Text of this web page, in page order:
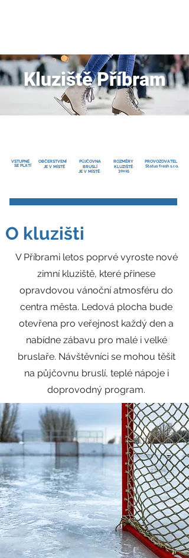
Kluziště Příbram
VSTUPNÉ
SE PLATÍ
OBČERSTVENÍ
JE V MÍSTĚ
PŮJČOVNA
BRUSLÍ
ROZMĚRY
KLUZIŠTĚ
JE V MÍSTĚ
30x15
PROVOZOVATEL
Status fresh s.r.o.
O kluzišti
V Příbrami letos poprvé vyroste nové
zimní kluziště, které přinese
opravdovou vánoční atmosféru do
centra města. Ledová plocha bude
otevřena pro veřejnost každý den a
nabídne zábavu pro malé i velké
bruslaře. Návštěvníci se mohou těšit
na půjčovnu bruslí, teplé nápoje i
doprovodný program.